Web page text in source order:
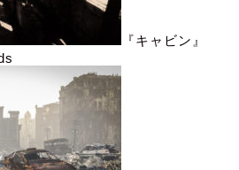
『キャビン』